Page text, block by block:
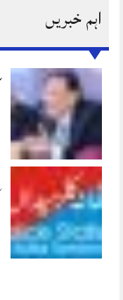
اہم خبریں